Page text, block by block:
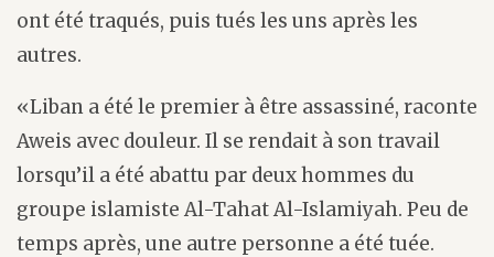
ont été traqués, puis tués les uns après les
autres.
«Liban a été le premier à être assassiné, raconte
Aweis avec douleur. Il se rendait à son travail
lorsqu’il a été abattu par deux hommes du
groupe islamiste Al-Tahat Al-Islamiyah. Peu de
temps après, une autre personne a été tuée.